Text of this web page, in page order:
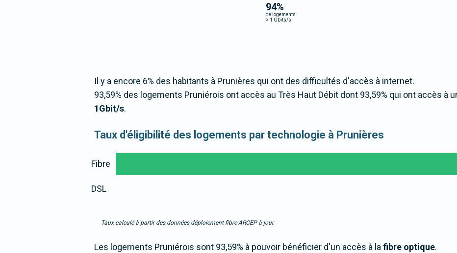
94%
de logements
> 1 Gbits/s
Il y a encore 6% des habitants à Prunières qui ont des difficultés d'accès à internet.
93,59% des logements Pruniérois ont accès au Très Haut Débit dont 93,59% qui ont accès à
1Gbit/s.
Taux d'éligibilité des logements par technologie à Prunières
Fibre
DSL
Taux calculé à partir des données déploiement fibre ARCEP à jour.
Les logements Pruniérois sont 93,59% à pouvoir bénéficier d'un accès à lafibre optique.